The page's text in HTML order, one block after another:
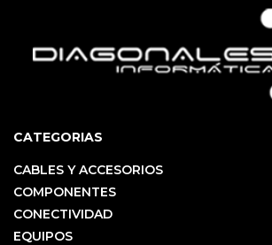
CATEGORIAS
CABLES Y ACCESORIOS
COMPONENTES
CONECTIVIDAD
EQUIPOS